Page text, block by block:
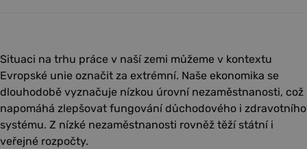
Situaci na trhu práce v naší zemi můžeme v kontextu
Evropské unie označit za extrémní. Naše ekonomika se
dlouhodobě vyznačuje nízkou úrovní nezaměstnanosti, což
napomáhá zlepšovat fungování důchodového i zdravotního
systému. Z nízké nezaměstnanosti rovněž těží státní i
veřejné rozpočty.